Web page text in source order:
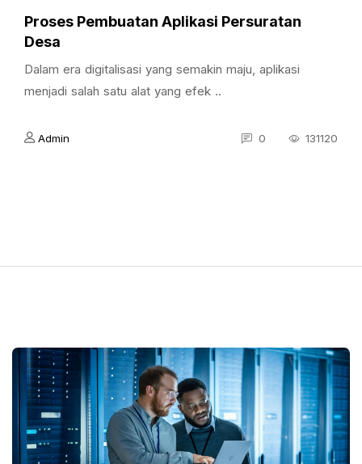
Proses Pembuatan Aplikasi Persuratan
Desa
Dalam era digitalisasi yang semakin maju, aplikasi
menjadi salah satu alat yang efek ..
Admin 0 131120